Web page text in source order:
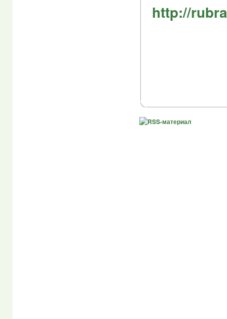
http://